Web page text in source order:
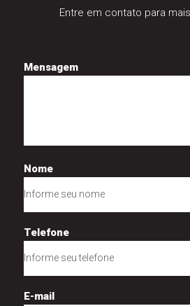
Entre em contato para
Mensagem
Nome
Telefone
E-mail